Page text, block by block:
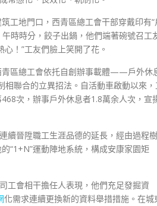
工地門口，西青區總工會干部穿戴印有“
時時分，餃子出鍋，他們端著碗號召工
！”工友們臉上笑開了花。
青區總工會依托自創辦事載體——戶外休
相聯合的立異招法。自活動車啟動以來
次，辦事戶外休息者1.8萬余人次，宣
續晉陞職工生涯品德的延長，經由過程樹
“1+N”運動陣地系統，構成安康家園矩
工會相干擔任人表現，他們充足發掘資
化需求連續更換新的資料舉措措施。在城